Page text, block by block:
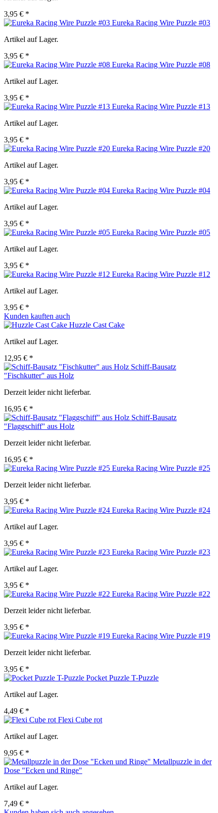
3,95 € *
Eureka Racing Wire Puzzle #03
Artikel auf Lager.
3,95 € *
Eureka Racing Wire Puzzle #08
Artikel auf Lager.
3,95 € *
Eureka Racing Wire Puzzle #13
Artikel auf Lager.
3,95 € *
Eureka Racing Wire Puzzle #20
Artikel auf Lager.
3,95 € *
Eureka Racing Wire Puzzle #04
Artikel auf Lager.
3,95 € *
Eureka Racing Wire Puzzle #05
Artikel auf Lager.
3,95 € *
Eureka Racing Wire Puzzle #12
Artikel auf Lager.
3,95 € *
Kunden kauften auch
Huzzle Cast Cake
Artikel auf Lager.
12,95 € *
Schiff-Bausatz
"Fischkutter" aus Holz
Derzeit leider nicht lieferbar.
16,95 € *
Schiff-Bausatz
"Flaggschiff" aus Holz
Derzeit leider nicht lieferbar.
16,95 € *
Eureka Racing Wire Puzzle #25
Derzeit leider nicht lieferbar.
3,95 € *
Eureka Racing Wire Puzzle #24
Artikel auf Lager.
3,95 € *
Eureka Racing Wire Puzzle #23
Artikel auf Lager.
3,95 € *
Eureka Racing Wire Puzzle #22
Derzeit leider nicht lieferbar.
3,95 € *
Eureka Racing Wire Puzzle #19
Derzeit leider nicht lieferbar.
3,95 € *
Pocket Puzzle T-Puzzle
Artikel auf Lager.
4,49 € *
Flexi Cube rot
Artikel auf Lager.
9,95 € *
Metallpuzzle in der
Dose "Ecken und Ringe"
Artikel auf Lager.
7,49 € *